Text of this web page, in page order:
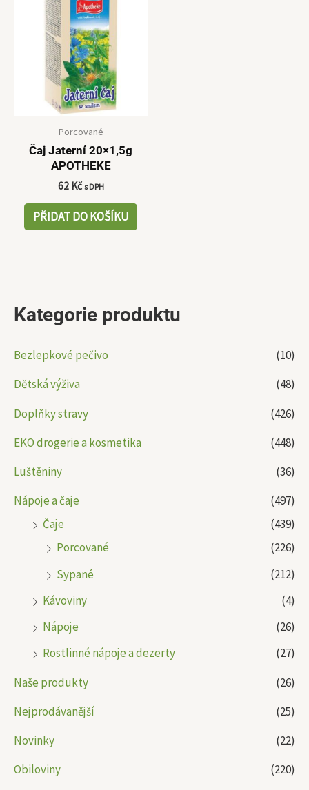
Kategorie produktu
Bezlepkové pečivo
(10)
Dětská výživa
(48)
Doplňky stravy
(426)
EKO drogerie a kosmetika
(448)
Luštěniny
(36)
Nápoje a čaje
(497)
Čaje
(439)
Porcované
(226)
Sypané
(212)
Kávoviny
(4)
Nápoje
(26)
Rostlinné nápoje a dezerty
(27)
Naše produkty
(26)
Nejprodávanější
(25)
Novinky
(22)
Obiloviny
(220)
Porcované
Čaj Jaterní 20×1,5g
APOTHEKE
62 Kč s DPH
PŘIDAT DO KOŠÍKU